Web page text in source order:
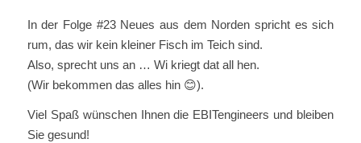
In der Folge #23 Neues aus dem Norden spricht es sich
rum, das wir kein kleiner Fisch im Teich sind.
Also, sprecht uns an … Wi kriegt dat all hen.
(Wir bekommen das alles hin 😊).
Viel Spaß wünschen Ihnen die EBITengineers und bleiben
Sie gesund!